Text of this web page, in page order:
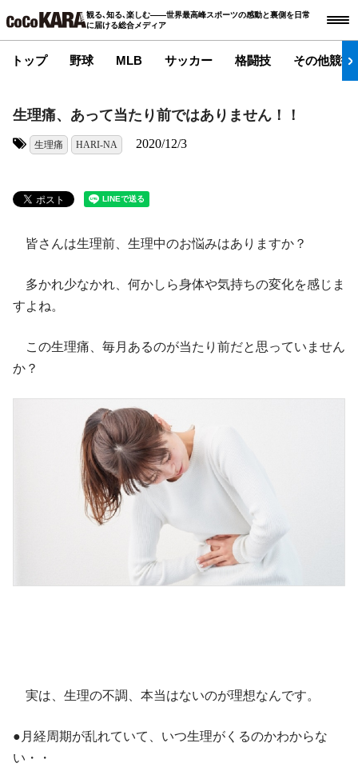
観る､知る､楽しむ――世界最高峰スポーツの感動と裏側を日常
に届ける総合メディア
トップ 野球 MLB サッカー 格闘技 その他競技
生理痛、あって当たり前ではありません！！
生理痛 HARI-NA 2020/12/3
皆さんは生理前、生理中のお悩みはありますか？
多かれ少なかれ、何かしら身体や気持ちの変化を感じま
すよね。
この生理痛、毎月あるのが当たり前だと思っていません
か？
実は、生理の不調、本当はないのが理想なんです。
●月経周期が乱れていて、いつ生理がくるのかわからな
い・・